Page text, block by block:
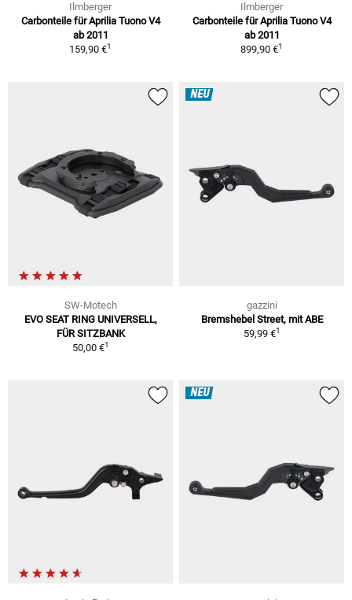
Ilmberger
Carbonteile für Aprilia Tuono V4
ab 2011
159,90 €1
Ilmberger
Carbonteile für Aprilia Tuono V4
ab 2011
899,90 €1
SW-Motech
EVO SEAT RING UNIVERSELL,
FÜR SITZBANK
50,00 €1
NEU
gazzini
Bremshebel Street, mit ABE
59,99 €1
NEU